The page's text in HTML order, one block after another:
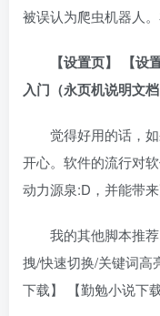
被误认为爬虫机器人
【设置页】 【
入门（永页机说明文档
觉得好用的话，
开心。软件的流行对
动力源泉:D，并能带来
我的其他脚本推
拽/快速切换/关键词高
下载】 【勤勉小说下